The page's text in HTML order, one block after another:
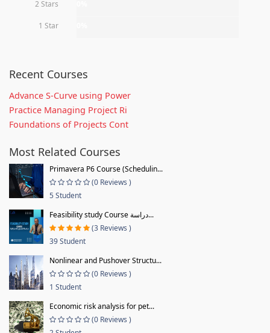
2 Stars
1 Star
Recent Courses
Advance S-Curve using Power
Practice Managing Project Ri
Foundations of Projects Cont
Most Related Courses
Primavera P6 Course (Schedulin...
(0 Reviews )
5 Student
Feasibility study Course دراسة...
(3 Reviews )
39 Student
Nonlinear and Pushover Structu...
(0 Reviews )
1 Student
Economic risk analysis for pet...
(0 Reviews )